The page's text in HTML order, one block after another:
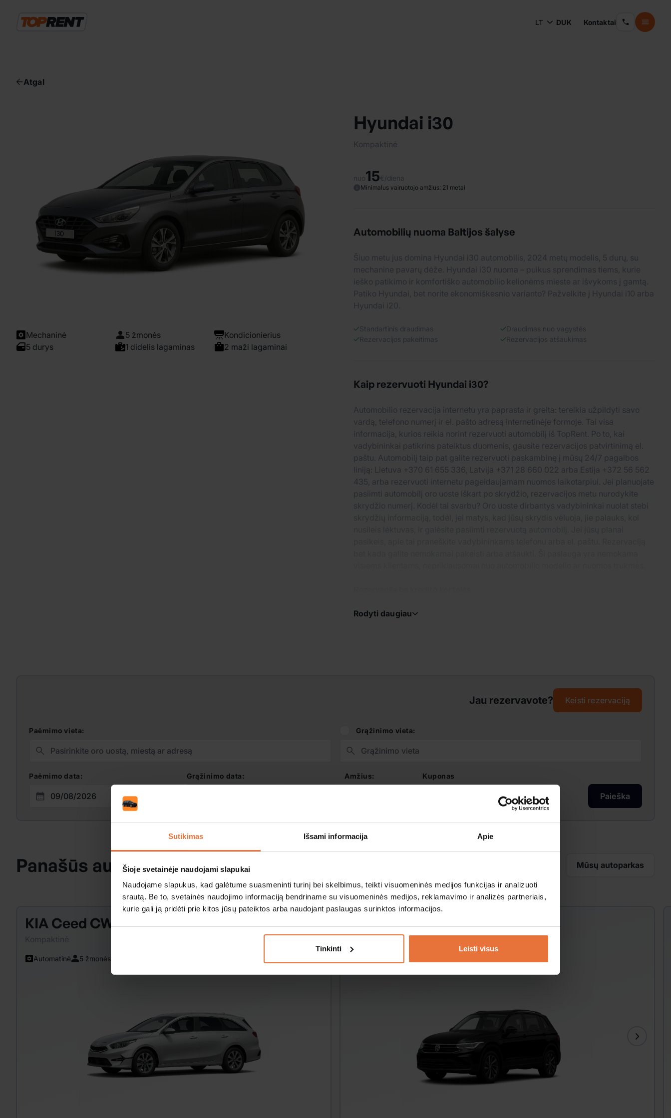
Sutikimas Išsami informacija Apie
Šioje svetainėje naudojami slapukai
Naudojame slapukus, kad galėtume suasmeninti turinį bei skelbimus, teikti visuomeninės medijos funkcijas ir analizuoti
srautą. Be to, svetainės naudojimo informaciją bendriname su visuomeninės medijos, reklamavimo ir analizės partneriais,
kurie gali ją pridėti prie kitos jūsų pateiktos arba naudojant paslaugas surinktos informacijos.
Tinkinti Leisti visus
LT DUK Kontaktai
Atgal
Mechaninė 5 žmonės
Kondicionierius
5 durys
1 didelis lagaminas 2 maži lagaminai
Hyundai i30
Kompaktinė
nuo15€/diena
Minimalus vairuotojo amžius: 21 metai
Automobilių nuoma Baltijos šalyse
Šiuo metu jus domina Hyundai i30 automobilis, 2024 metų modelis, 5 durų, su
mechanine pavarų dėže. Hyundai i30 nuoma – puikus sprendimas tiems, kurie
ieško patikimo ir komfortiško automobilio kelionėms mieste ar išvykoms į gamtą.
Patiko Hyundai, bet norite ekonomiškesnio varianto? Pažvelkite į Hyundai i10 arba
Hyundai i20.
Standartinis draudimas
Draudimas nuo vagystės
Rezervacijos pakeitimas
Rezervacijos atšaukimas
Kaip rezervuoti Hyundai i30?
Automobilio rezervacija internetu yra paprasta ir greita: tereikia užpildyti savo
vardą, telefono numerį ir el. pašto adresą internetinėje formoje. Tai visa
informacija, kurios reikia norint rezervuoti automobilį iš TopRent. Po to, kai
vadybininkai patikrins pateiktus duomenis, gausite rezervacijos patvirtinimą el.
paštu. Automobilį taip pat galite rezervuoti paskambinę į mūsų 24/7 pagalbos
liniją: Lietuva +370 61 655 336, Latvija +371 28 660 022 arba Estija +372 56 562
435, arba rezervuoti internetu pageidaujamam nuomos laikotarpiui. Jei planuojate
pasiimti automobilį oro uoste iškart po skrydžio, rezervacijos metu nurodykite
Rodyti daugiau
Jau rezervavote? Keisti rezervaciją
Paėmimo vieta: Grąžinimo vieta:
Paėmimo data: Grąžinimo data: Amžius: Kuponas
Paieška
Panašūs automobiliai Mūsų autoparkas
KIA Ceed CW
Automatinė 5 žmonės
Volkswagen Tiguan